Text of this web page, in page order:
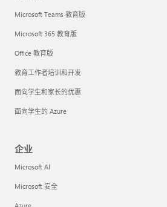
Microsoft Teams 教育版
Microsoft 365 教育版
Office 教育版
教育工作者培训和开发
面向学生和家长的优惠
面向学生的 Azure
企业
Microsoft AI
Microsoft 安全